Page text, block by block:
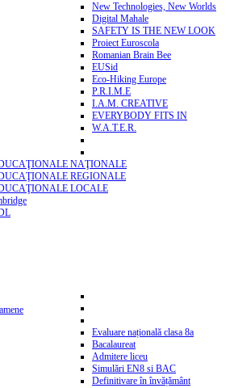
New Technologies, New Worlds
Digital Mahale
SAFETY IS THE NEW LOOK
Proiect Euroscola
Romanian Brain Bee
EUSid
Eco-Hiking Europe
P.R.I.M.E
I.A.M. CREATIVE
EVERYBODY FITS IN
W.A.T.E.R.
NAŢIONALE
REGIONALE
LOCALE
Evaluare națională clasa 8a
Bacalaureat
Admitere liceu
Simulări EN8 si BAC
Definitivare în învățământ